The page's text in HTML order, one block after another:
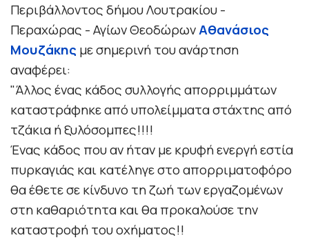
Περιβάλλοντος δήμου Λουτρακίου -
Περαχώρας - Αγίων ΘεοδώρωνΑθανάσιος
Μουζάκης με σημερινή του ανάρτηση
αναφέρει:
"Άλλος ένας κάδος συλλογής απορριμμάτων
καταστράφηκε από υπολείμματα στάχτης από
τζάκια ή ξυλόσομπες!!!!
Ένας κάδος που αν ήταν με κρυφή ενεργή εστία
πυρκαγιάς και κατέληγε στο απορριματοφόρο
θα έθετε σε κίνδυνο τη ζωή των εργαζομένων
στη καθαριότητα και θα προκαλούσε την
καταστροφή του οχήματος!!